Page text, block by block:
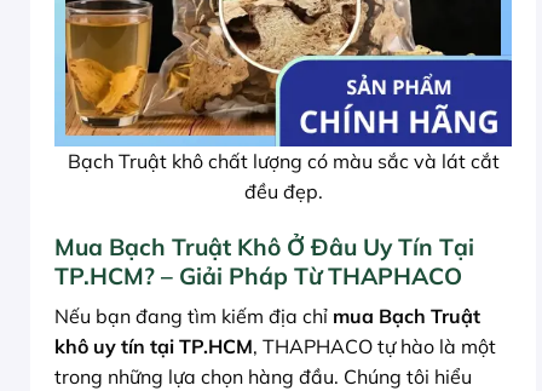
Bạch Truật khô chất lượng có màu sắc và lát cắt
đều đẹp.
Mua Bạch Truật Khô Ở Đâu Uy Tín Tại
TP.HCM? – Giải Pháp Từ THAPHACO
Nếu bạn đang tìm kiếm địa chỉ mua Bạch Truật
khô uy tín tại TP.HCM, THAPHACO tự hào là một
trong những lựa chọn hàng đầu. Chúng tôi hiểu